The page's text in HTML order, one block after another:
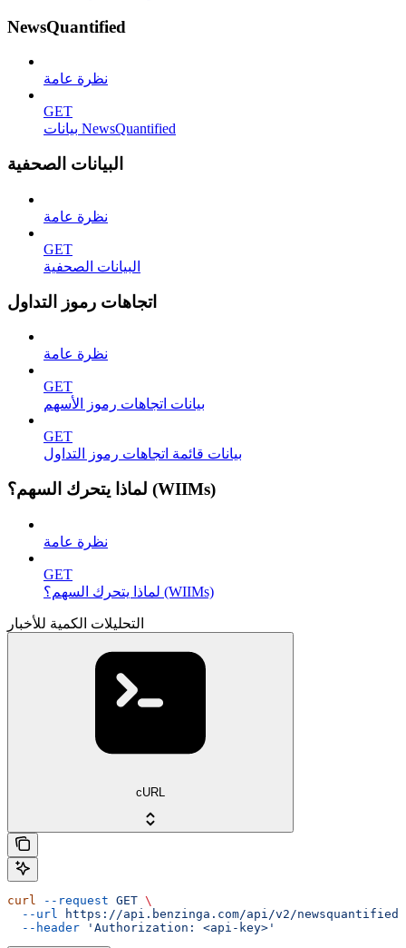
NewsQuantified
نظرة عامة
GET
بيانات NewsQuantified
البيانات الصحفية
نظرة عامة
GET
البيانات الصحفية
اتجاهات رموز التداول
نظرة عامة
GET
بيانات اتجاهات رموز الأسهم
GET
بيانات قائمة اتجاهات رموز التداول
لماذا يتحرك السهم؟ (WIIMs)
نظرة عامة
GET
لماذا يتحرك السهم؟ (WIIMs)
التحليلات الكمية للأخبار
cURL
curl --request GET \
  --url
https://api.benzinga.com/api/v2/newsquantified
  --header
'Authorization: <api-key>'